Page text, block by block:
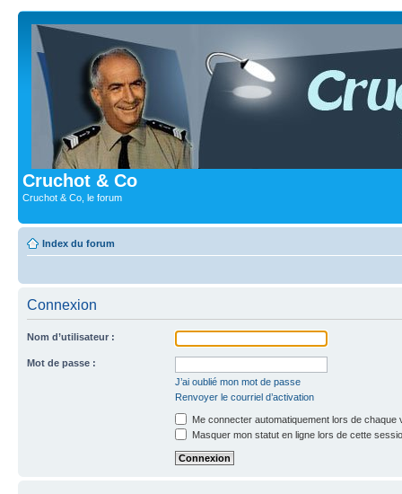
Cruchot & Co
Cruchot & Co, le forum
Index du forum
Connexion
Nom d’utilisateur :
Mot de passe :
J’ai oublié mon mot de passe
Renvoyer le courriel d’activation
Me connecter automatiquement lors de chaque
Masquer mon statut en ligne lors de cette